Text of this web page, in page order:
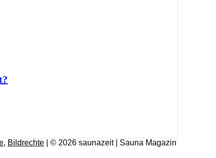
, Bildrechte | © 2026 saunazeit | Sauna Magazin